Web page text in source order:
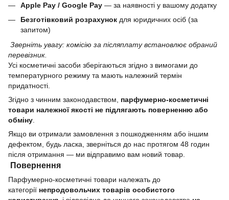
Apple Pay / Google Pay — за наявності у вашому додатку
Безготівковий розрахунок для юридичних осіб (за
запитом)
Зверніть увагу: комісію за післяплату встановлює обраний
перевізник.
Усі косметичні засоби зберігаються згідно з вимогами до
температурного режиму та мають належний термін
придатності.
Згідно з чинним законодавством, парфумерно-косметичні
товари належної якості не підлягають поверненню або
обміну
Якщо ви отримали замовлення з пошкодженням або іншим
дефектом, будь ласка, зверніться до нас протягом 48 годин
після отримання — ми відправимо вам новий товар.
Повернення
Парфумерно-косметичні товари належать до
категорії непродовольчих товарів особистого